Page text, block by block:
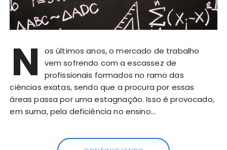
N
os últimos anos, o mercado de trabalho
vem sofrendo com a escassez de
profissionais formados no ramo das
ciências exatas, sendo que a procura por essas
áreas passa por uma estagnação. Isso é provocado,
em suma, pela deficiência no ensino…